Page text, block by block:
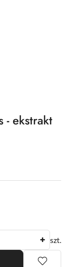
- ekstrakt
szt.